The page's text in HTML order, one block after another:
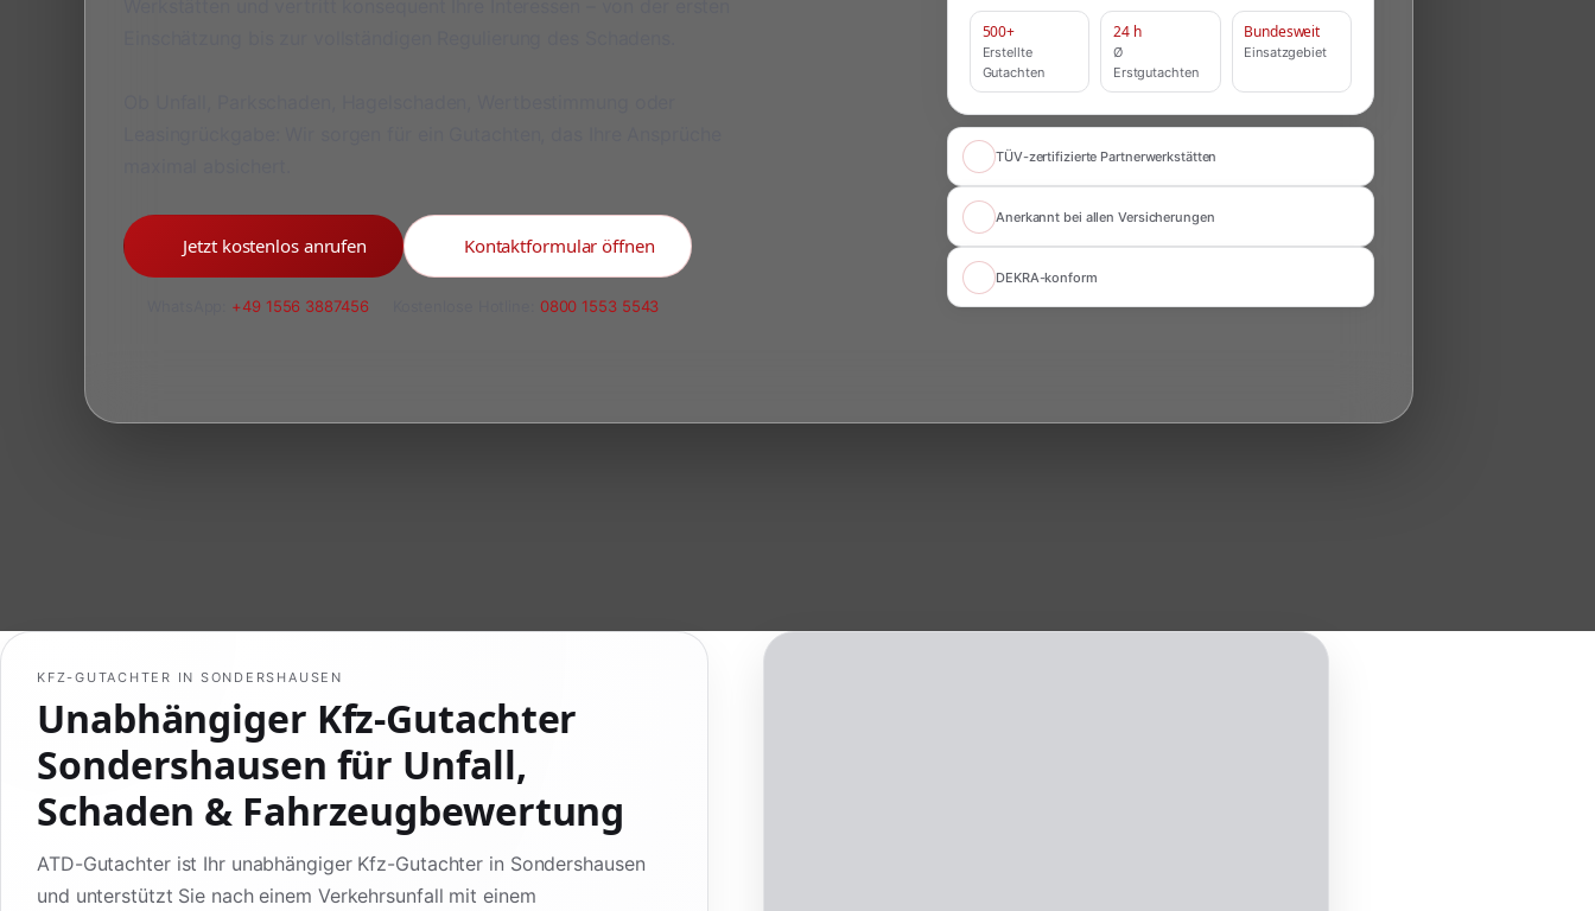
Jetzt kostenlos anrufen Kontaktformular öffnen
+49 1556 3887456 0800 1553 5543
500+
Erstellte
Gutachten
24 h
Ø
Erstgutachten
Bundesweit
Einsatzgebiet
TÜV-zertifizierte Partnerwerkstätten
Anerkannt bei allen Versicherungen
DEKRA-konform
KFZ-GUTACHTER IN SONDERSHAUSEN
Unabhängiger Kfz-Gutachter
Sondershausen für Unfall,
Schaden & Fahrzeugbewertung
ATD-Gutachter ist Ihr unabhängiger Kfz-Gutachter in Sondershausen
und unterstützt Sie nach einem Verkehrsunfall mit einem